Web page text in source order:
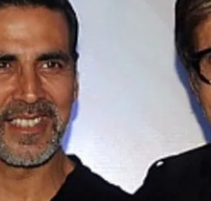
রেগুলেটর ও অপারেটর নামে দুটি সংস্থা হচ্ছে
আকাশসীমা ব্যবহার করতে দেবে না সৌদি আরব
আগে সংখ্যালঘু ভোট নিয়ে সজাগ
সংস্কারের পথ, কী কী বদল আসবে